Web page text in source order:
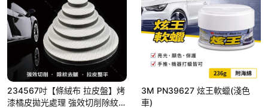
234567吋【條絨布 拉皮盤】烤
漆橘皮拋光處理 強效切削除紋去
3M PN39627 炫王軟蠟(淺色
車)